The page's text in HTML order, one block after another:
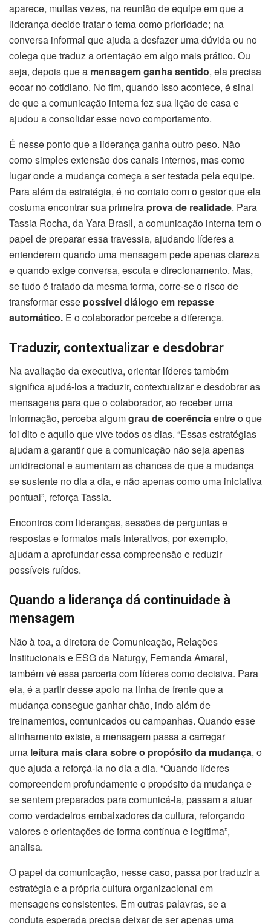
aparece, muitas vezes, na reunião de equipe em que a
liderança decide tratar o tema como prioridade; na
conversa informal que ajuda a desfazer uma dúvida ou no
colega que traduz a orientação em algo mais prático. Ou
seja, depois que a mensagem ganha sentido, ela precisa
ecoar no cotidiano. No fim, quando isso acontece, é sinal
de que a comunicação interna fez sua lição de casa e
ajudou a consolidar esse novo comportamento.
É nesse ponto que a liderança ganha outro peso. Não
como simples extensão dos canais internos, mas como
lugar onde a mudança começa a ser testada pela equipe.
Para além da estratégia, é no contato com o gestor que ela
costuma encontrar sua primeira prova de realidade. Para
Tassia Rocha, da Yara Brasil, a comunicação interna tem o
papel de preparar essa travessia, ajudando líderes a
entenderem quando uma mensagem pede apenas clareza
e quando exige conversa, escuta e direcionamento. Mas,
se tudo é tratado da mesma forma, corre-se o risco de
transformar esse possível diálogo em repasse
automático. E o colaborador percebe a diferença.
Traduzir, contextualizar e desdobrar
Na avaliação da executiva, orientar líderes também
significa ajudá-los a traduzir, contextualizar e desdobrar as
mensagens para que o colaborador, ao receber uma
informação, perceba algumgrau de coerênciaentre o que
foi dito e aquilo que vive todos os dias. “Essas estratégias
ajudam a garantir que a comunicação não seja apenas
unidirecional e aumentam as chances de que a mudança
se sustente no dia a dia, e não apenas como uma iniciativa
pontual”, reforça Tassia.
Encontros com lideranças, sessões de perguntas e
respostas e formatos mais interativos, por exemplo,
ajudam a aprofundar essa compreensão e reduzir
possíveis ruídos.
Quando a liderança dá continuidade à
mensagem
Não à toa, a diretora de Comunicação, Relações
Institucionais e ESG da Naturgy, Fernanda Amaral,
também vê essa parceria com líderes como decisiva. Para
ela, é a partir desse apoio na linha de frente que a
mudança consegue ganhar chão, indo além de
treinamentos, comunicados ou campanhas. Quando esse
alinhamento existe, a mensagem passa a carregar
uma leitura mais clara sobre o propósito da mudança, o
que ajuda a reforçá-la no dia a dia. “Quando líderes
compreendem profundamente o propósito da mudança e
se sentem preparados para comunicá-la, passam a atuar
como verdadeiros embaixadores da cultura, reforçando
valores e orientações de forma contínua e legítima”,
analisa.
O papel da comunicação, nesse caso, passa por traduzir a
estratégia e a própria cultura organizacional em
mensagens consistentes. Em outras palavras, se a
conduta esperada precisa deixar de ser apenas uma